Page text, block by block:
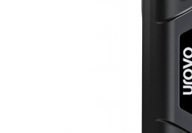
Весы Digi
Весы
Весы GreatRiver
Весы Mercury
Весы Seca